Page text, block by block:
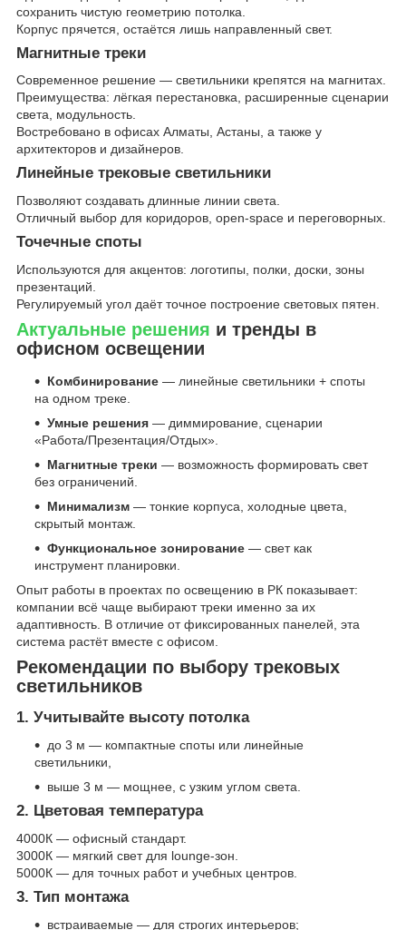
сохранить чистую геометрию потолка.
Корпус прячется, остаётся лишь направленный свет.
Магнитные треки
Современное решение — светильники крепятся на магнитах.
Преимущества: лёгкая перестановка, расширенные сценарии
света, модульность.
Востребовано в офисах Алматы, Астаны, а также у
архитекторов и дизайнеров.
Линейные трековые светильники
Позволяют создавать длинные линии света.
Отличный выбор для коридоров, open-space и переговорных.
Точечные споты
Используются для акцентов: логотипы, полки, доски, зоны
презентаций.
Регулируемый угол даёт точное построение световых пятен.
Актуальные решения и тренды в
офисном освещении
Комбинирование — линейные светильники + споты
на одном треке.
Умные решения — диммирование, сценарии
«Работа/Презентация/Отдых».
Магнитные треки — возможность формировать свет
без ограничений.
Минимализм — тонкие корпуса, холодные цвета,
скрытый монтаж.
Функциональное зонирование — свет как
инструмент планировки.
Опыт работы в проектах по освещению в РК показывает:
компании всё чаще выбирают треки именно за их
адаптивность. В отличие от фиксированных панелей, эта
система растёт вместе с офисом.
Рекомендации по выбору трековых
светильников
1. Учитывайте высоту потолка
до 3 м — компактные споты или линейные
светильники,
выше 3 м — мощнее, с узким углом света.
2. Цветовая температура
4000К — офисный стандарт.
3000К — мягкий свет для lounge-зон.
5000К — для точных работ и учебных центров.
3. Тип монтажа
встраиваемые — для строгих интерьеров;